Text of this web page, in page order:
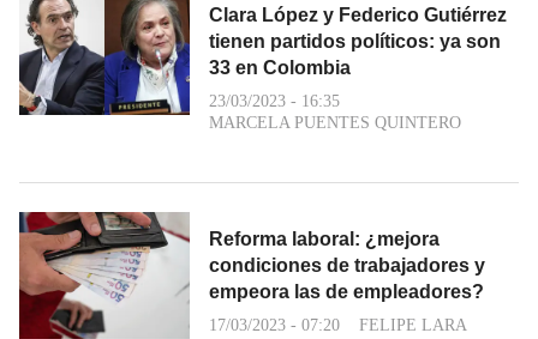
Clara López y Federico Gutiérrez
tienen partidos políticos: ya son
33 en Colombia
23/03/2023 - 16:35
MARCELA PUENTES QUINTERO
Reforma laboral: ¿mejora
condiciones de trabajadores y
empeora las de empleadores?
17/03/2023 - 07:20 FELIPE LARA